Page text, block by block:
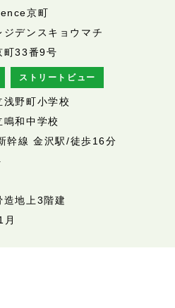
京町
ジデンスキョウマチ
町33番9号
ストリートビュー
浅野町小学校
鳴和中学校
幹線 金沢駅/徒歩16分
造地上3階建